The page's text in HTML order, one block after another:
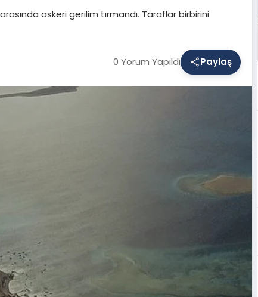
askeri gerilim tırmandı. Taraflar birbirini
0 Yorum Yapıldı Paylaş